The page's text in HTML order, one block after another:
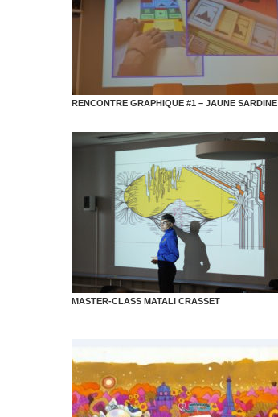
RENCONTRE GRAPHIQUE #1 – JAUNE SARDINE
MASTER-CLASS MATALI CRASSET